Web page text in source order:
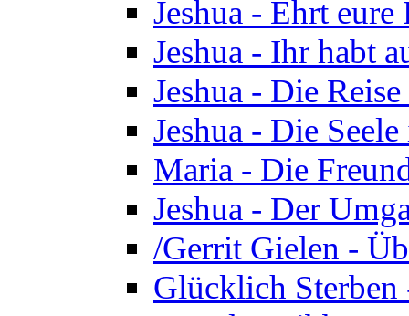
Jeshua - Ehrt
Jeshua - Ihr habt
Jeshua - Die
Jeshua - Die
Maria - Die
Jeshua - Der
/Gerrit Gielen -
Glücklich